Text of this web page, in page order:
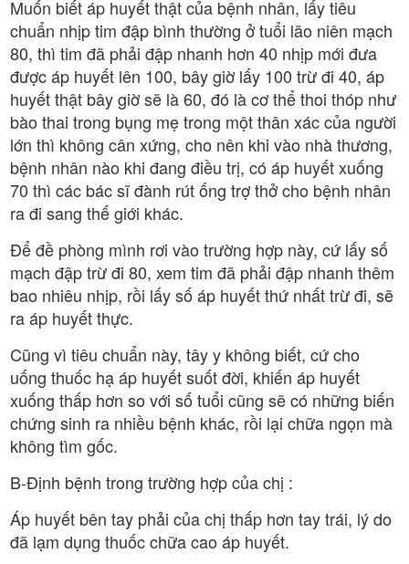
Muốn biết áp huyết thật của bệnh nhân, lấy tiêu
chuẩn nhịp tim đập bình thường ở tuổi lão niên mạch
80, thì tim đã phải đập nhanh hơn 40 nhịp mới đưa
được áp huyết lên 100, bây giờ lấy 100 trừ đi 40, áp
huyết thật bây giờ sẽ là 60, đó là cơ thể thoi thóp như
bào thai trong bụng mẹ trong một thân xác của người
lớn thì không cân xứng, cho nên khi vào nhà thương,
bệnh nhân nào khi đang điều trị, có áp huyết xuống
70 thì các bác sĩ đành rút ống trợ thở cho bệnh nhân
ra đi sang thế giới khác.
Để đề phòng mình rơi vào trường hợp này, cứ lấy số
mạch đập trừ đi 80, xem tim đã phải đập nhanh thêm
bao nhiêu nhịp, rồi lấy số áp huyết thứ nhất trừ đi, sẽ
ra áp huyết thực.
Cũng vì tiêu chuẩn này, tây y không biết, cứ cho
uống thuốc hạ áp huyết suốt đời, khiến áp huyết
xuống thấp hơn so với số tuổi cũng sẽ có những biến
chứng sinh ra nhiều bệnh khác, rồi lại chữa ngọn mà
không tìm gốc.
B-Định bệnh trong trường hợp của chị :
Áp huyết bên tay phải của chị thấp hơn tay trái, lý do
đã lạm dụng thuốc chữa cao áp huyết.